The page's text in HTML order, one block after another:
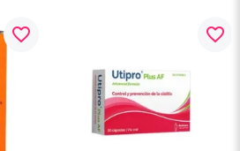
favorite_border favorite_border